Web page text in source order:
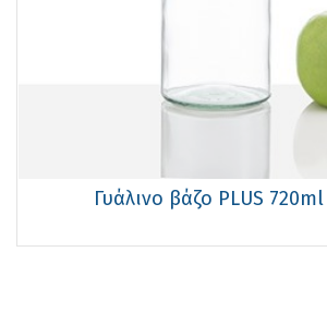
Γυάλινο βάζο PLUS